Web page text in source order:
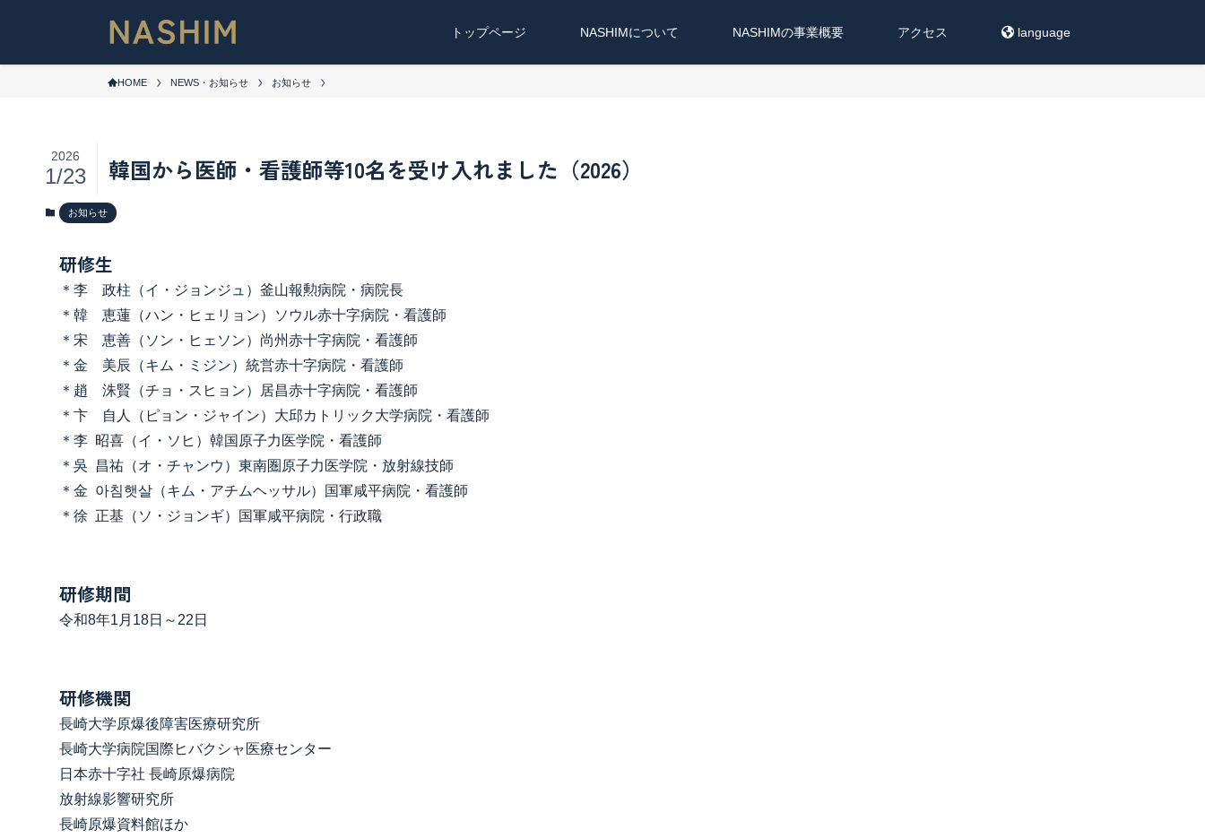
トップページ NASHIMについて NASHIMの事業概要 アクセス language
HOME NEWS・お知らせ お知らせ
韓国から医師・看護師等10名を受け入れました（2026）
2026
1/23
お知らせ
研修生
＊李 政柱（イ・ジョンジュ）釜山報勲病院・病院長
＊韓 恵蓮（ハン・ヒェリョン）ソウル赤十字病院・看護師
＊宋 恵善（ソン・ヒェソン）尚州赤十字病院・看護師
＊金 美辰（キム・ミジン）統営赤十字病院・看護師
＊趙 洙賢（チョ・スヒョン）居昌赤十字病院・看護師
＊卞 自人（ピョン・ジャイン）大邱カトリック大学病院・看護師
＊李 昭喜（イ・ソヒ）韓国原子力医学院・看護師
＊吳 昌祐（オ・チャンウ）東南圏原子力医学院・放射線技師
＊金 아침햇살（キム・アチムヘッサル）国軍咸平病院・看護師
＊徐 正基（ソ・ジョンギ）国軍咸平病院・行政職
研修期間
令和8年1月18日～22日
研修機関
長崎大学原爆後障害医療研究所
長崎大学病院国際ヒバクシャ医療センター
日本赤十字社 長崎原爆病院
放射線影響研究所
長崎原爆資料館ほか